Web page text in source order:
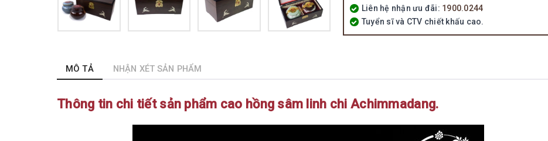
Liên hệ nhận ưu đãi: 1900.0244
Tuyển sĩ và CTV chiết khấu cao.
MÔ TẢ NHẬN XÉT SẢN PHẨM
Thông tin chi tiết sản phẩm cao hồng sâm linh chi Achimmadang.